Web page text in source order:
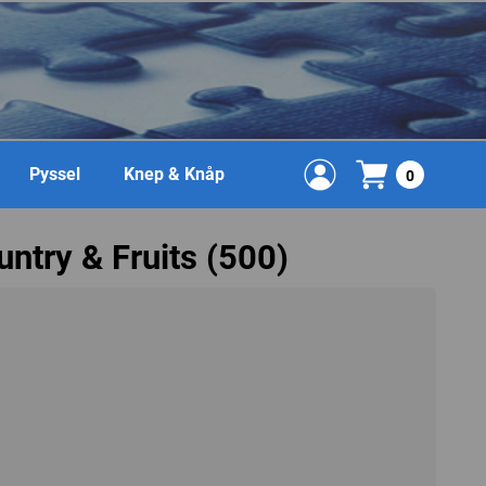
Pyssel Knep & Knåp 0
& Fruits (500)